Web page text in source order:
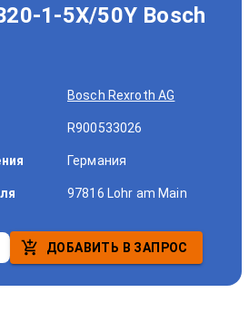
1-5X/50Y Bosch
Bosch Rexroth AG
R900533026
Германия
97816 Lohr am Main
ДОБАВИТЬ В ЗАПРОС